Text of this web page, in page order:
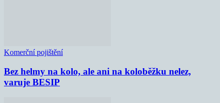
Komerční pojištění
Bez helmy na kolo, ale ani na koloběžku nelez,
varuje BESIP